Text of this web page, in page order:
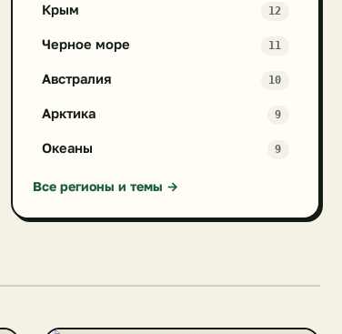
Крым 12
Черное море 11
Австралия 10
Арктика 9
Океаны 9
Все регионы и темы →